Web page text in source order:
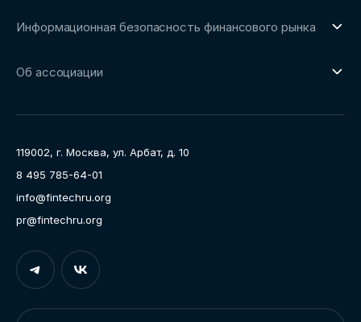
Рабочие группы
Площадка пилотного тестирования
Информационная безопасность финансового рынка
Направления работы
Об ассоциации
Карьера
Контакты
Документы
119002, г. Москва, ул. Арбат, д. 10
8 495 785-64-01
info@fintechru.org
pr@fintechru.org